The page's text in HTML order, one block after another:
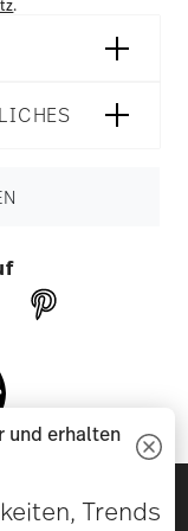
.
und erhalten
Trends